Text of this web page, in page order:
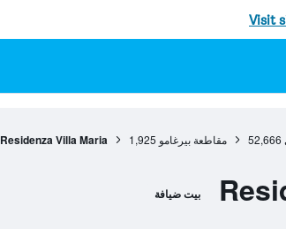
Visit
52,666 مقاطعة بيرغامو 1,925
Residenza Villa Maria
بيت ضيافة